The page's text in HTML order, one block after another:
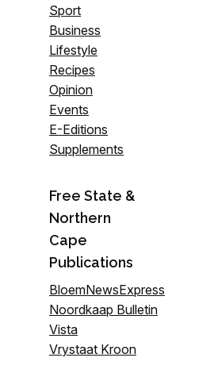
Sport
Business
Lifestyle
Recipes
Opinion
Events
E-Editions
Supplements
Free State &
Northern
Cape
Publications
BloemNewsExpress
Noordkaap Bulletin
Vista
Vrystaat Kroon